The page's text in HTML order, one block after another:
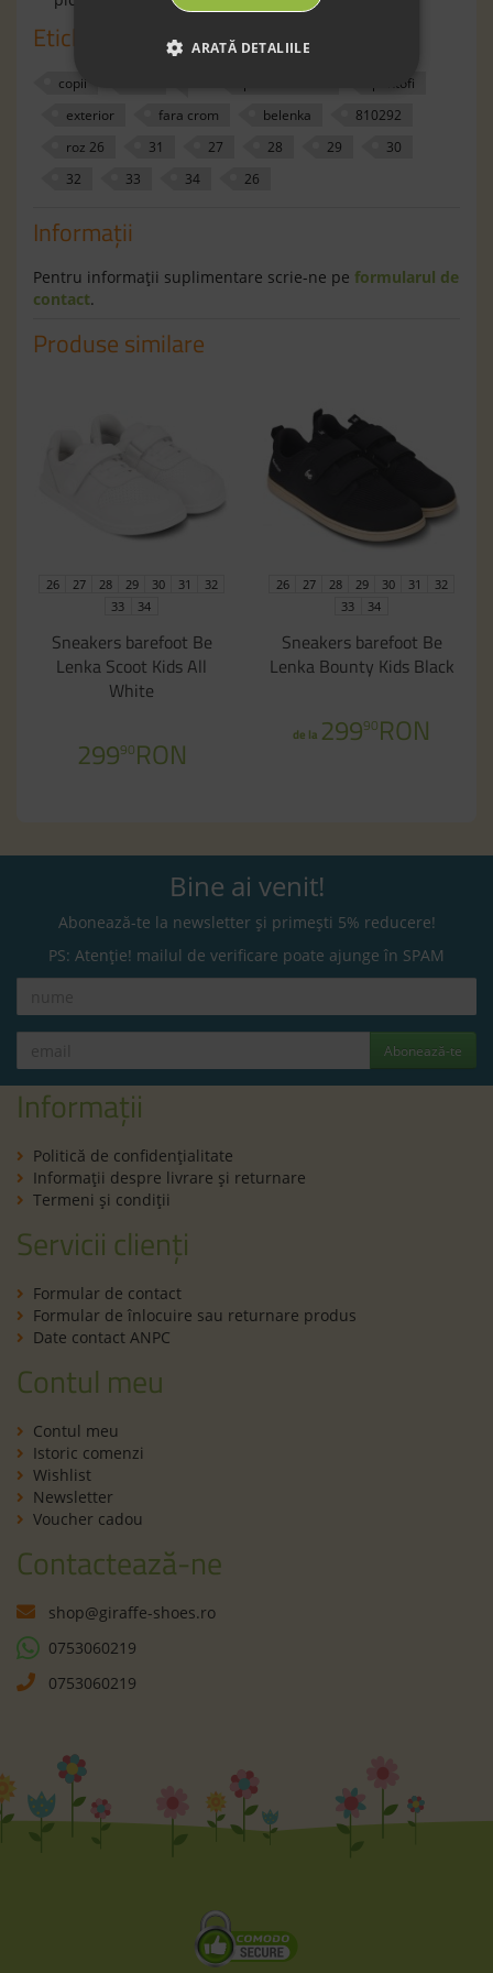
Etichete
copii
pantofi
exterior
fara crom belenka
810292
roz 26
31 27 28 29
30
32
33 34 26
Informaţii
Pentru informaţii suplimentare scrie-ne pe formularul de
contact.
Produse similare
26 27 28 29 30 31
32
33
34
Sneakers barefoot Be
Lenka Scoot Kids All
White
29990RON
26 27 28 29 30 31
32
33
34
Sneakers barefoot Be
Lenka Bounty Kids Black
de la 29990RON
Bine ai venit!
Abonează-te la newsletter și primești 5% reducere!
PS: Atenție! mailul de verificare poate ajunge în SPAM
Abonează-te
Informații
Politică de confidenţialitate
Informaţii despre livrare și returnare
Termeni şi condiţii
Servicii clienți
Formular de contact
Formular de înlocuire sau returnare produs
Date contact ANPC
Contul meu
Contul meu
Istoric comenzi
Wishlist
Newsletter
Voucher cadou
Contactează-ne
shop@giraffe-shoes.ro
0753060219
0753060219
ARATĂ DETALIILE